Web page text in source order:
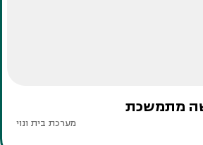
מתמשכת
מערכת בית ונוי